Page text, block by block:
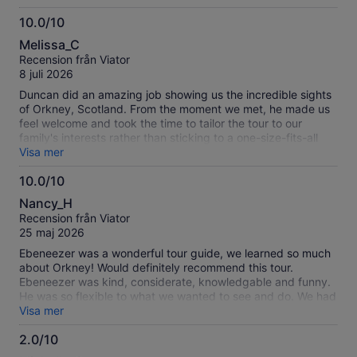
10.0/10
10.0
av
10
Melissa_C
Recension från Viator
8 juli 2026
Duncan did an amazing job showing us the incredible sights
of Orkney, Scotland. From the moment we met, he made us
feel welcome and took the time to tailor the tour to our
family's interests rather than sticking to a one-size-fits-all
itinerary. His extensive knowledge of Orkney's history,
archaeology, and local culture brought every stop to life, and
he shared fascinating stories that made each site even more
thoughtful he was in making sure everyone enjoyed the
experience. He made a special effort to include the interests
of my 12-year-old goddaughter, keeping her engaged and
excited throughout the day. At the same time, he was
incredibly patient with my mom and aunt, happily answering
all of their questions without ever making us feel rushed. His
enthusiasm, professionalism, and kindness created a relaxed
atmosphere that made the tour enjoyable for all ages.
Thanks to Duncan, we experienced Orkney in a way we
never could have on our own. His local knowledge, flexibility,
Visa mer
10.0/10
10.0
av
10
Nancy_H
Recension från Viator
25 maj 2026
Ebeneezer was a wonderful tour guide, we learned so much
about Orkney! Would definitely recommend this tour.
Ebeneezer was kind, considerate, knowledgable and funny.
He was so flexible to what we wanted to see and do. We had
a wonderful day, Thank you so much!
Visa mer
2.0/10